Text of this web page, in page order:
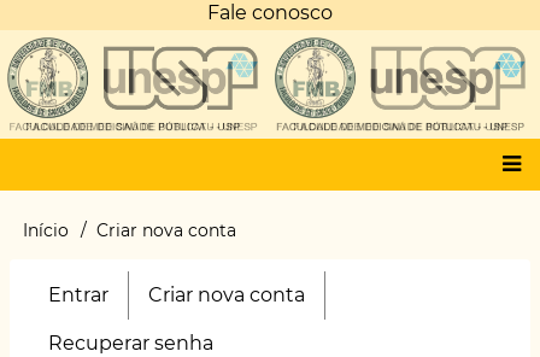
Fale conosco
Main
Trilha
navegação
Início Criar nova conta
Primary
Entrar Criar nova conta
ativa)
Recuperar senha